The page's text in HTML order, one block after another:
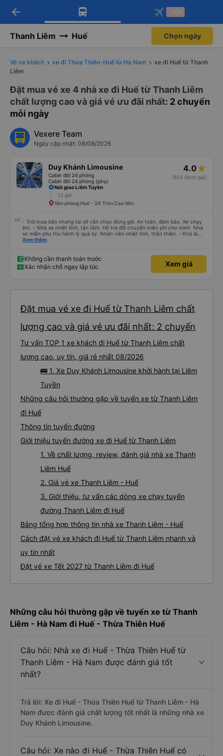
Tải app Vexere ngay!
Nhận ưu đãi thành viên độc
Mở app
Tải app Vexere
-30k/ghế khi đặt vé máy bay qua
Mở app
arrow_back -30k
Thanh Liêm Huế Chọn ngày
Vé xe khách xe đi Thừa Thiên-Huế từ Hà Nam
xe đi Huế từ Thanh
Liêm
Đặt mua vé xe 4 nhà xe đi Huế từ Thanh Liêm
chất lượng cao và giá vé ưu đãi nhất: 2 chuyến
mỗi ngày
Vexere Team
Ngày cập nhật: 08/08/2026
Duy Khánh Limousine
Cabin đôi 24 phòng
Cabin đôi 24 phòng (phụ)
4.0
(823 đánh giá)
Nút giao Liêm Tuyền
12 giờ
Văn phòng Huế - 38 Trần Cao Vân
- Trời mưa bão nhưng tài xế vẫn chạy đúng giờ. An toàn, đảm bảo. Xe chạy
êm. - Nhà xe nhiệt tình, tận tâm. Hỗ trợ đổi chuyến miễn phí cho mình. Nhà
xe miễn phụ thu hành lý quá ký. Nhân viên nhiệt tình, thân thiện. - Khá là
thích tài xế. Lái xe an toàn. Chu đáo, thân thiện, nhiệt tình. - Xe ngồi thoải
Xem thêm
Không cần thanh toán trước
Xác nhận chỗ ngay lập tức
Xem giá
Đặt mua vé xe đi Huế từ Thanh Liêm chất
lượng cao và giá vé ưu đãi nhất: 2 chuyến
Tư vấn TOP 1 xe khách đi Huế từ Thanh Liêm chất
lượng cao, uy tín, giá rẻ nhất 08/2026
🚌 1. Xe Duy Khánh Limousine khởi hành tại Liêm
Tuyền
Những câu hỏi thường gặp về tuyến xe từ Thanh Liêm
đi Huế
Thông tin tuyến đường
Giới thiệu tuyến đường xe đi Huế từ Thanh Liêm
1. Về chất lượng, review, đánh giá nhà xe Thanh
Liêm Huế
2. Giá vé xe Thanh Liêm - Huế
3. Giới thiệu, tư vấn các dòng xe chạy tuyến
đường Thanh Liêm đi Huế
Bảng tổng hợp thông tin nhà xe Thanh Liêm - Huế
Cách đặt vé xe khách đi Huế từ Thanh Liêm nhanh và
uy tín nhất
Đặt vé xe Tết 2027 từ Thanh Liêm đi Huế
Những câu hỏi thường gặp về tuyến xe từ Thanh
Liêm - Hà Nam đi Huế - Thừa Thiên Huế
Câu hỏi: Nhà xe đi Huế - Thừa Thiên Huế từ
Thanh Liêm - Hà Nam được đánh giá tốt
nhất?
Trả lời: Xe đi Huế - Thừa Thiên Huế từ Thanh Liêm - Hà
Nam được đánh giá chất lượng tốt nhất là những nhà xe
Duy Khánh Limousine.
Câu hỏi: Xe nào đi Huế - Thừa Thiên Huế có